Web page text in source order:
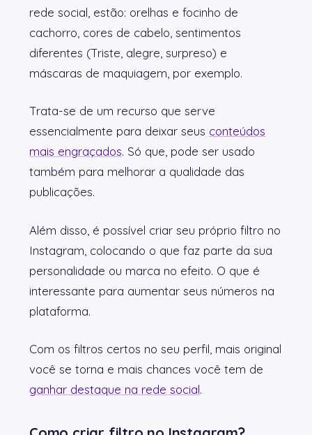
rede social, estão: orelhas e focinho de
cachorro, cores de cabelo, sentimentos
diferentes (Triste, alegre, surpreso) e
máscaras de maquiagem, por exemplo.
Trata-se de um recurso que serve
essencialmente para deixar seus conteúdos
mais engraçados. Só que, pode ser usado
também para melhorar a qualidade das
publicações.
Além disso, é possível criar seu próprio filtro no
Instagram, colocando o que faz parte da sua
personalidade ou marca no efeito. O que é
interessante para aumentar seus números na
plataforma.
Com os filtros certos no seu perfil, mais original
você se torna e mais chances você tem de
ganhar destaque na rede social.